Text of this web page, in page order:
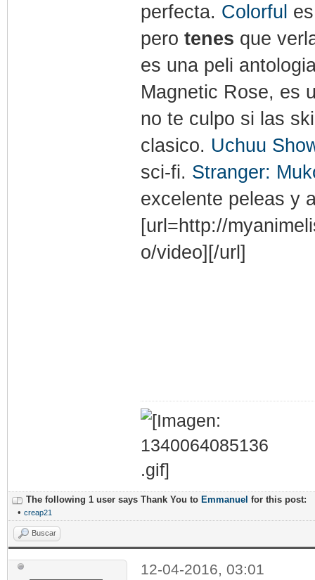
perfecta. Colorful
perotenes que
es una peli
Magnetic Rose, es
no te culpo si las
clasico. Uchuu
sci-fi. Stranger:
excelente peleas y
[url=http://
o/video][/url]
The following 1 user says Thank You to Emmanuel for this post:
• creap21
Buscar
12-04-2016, 03:01